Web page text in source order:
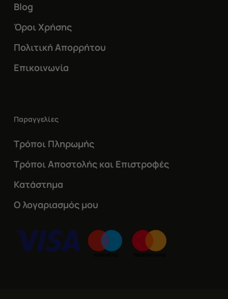
Blog
Όροι Χρήσης
Πολιτική Απορρήτου
Επικοινωνία
Παραγγελίες
Τρόποι Πληρωμής
Τρόποι Αποστολής και Επιστροφές
Κατάστημα
Ο λογαριασμός μου